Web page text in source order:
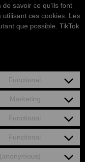
savoir ce qu’ils font
ces cookies. Les
que possible. TikTok
Functional
Marketing
Functional
Functional